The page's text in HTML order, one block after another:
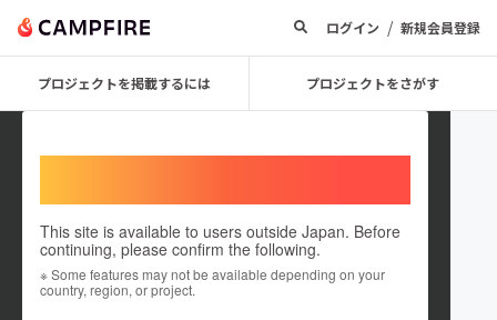
ログイン / 新規会員登録
プロジェクトを掲載するには プロジェクトをさがす
This site is available to users outside Japan. Before
continuing, please confirm the following.
※ Some features may not be available depending on your
country, region, or project.
islands_inc